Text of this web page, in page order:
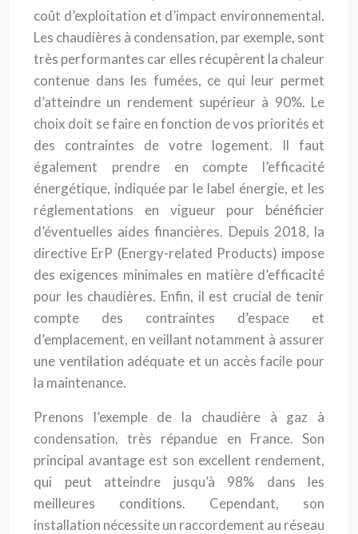
coût d’exploitation et d’impact environnemental.
Les chaudières à condensation, par exemple, sont
très performantes car elles récupèrent la chaleur
contenue dans les fumées, ce qui leur permet
d’atteindre un rendement supérieur à 90%. Le
choix doit se faire en fonction de vos priorités et
des contraintes de votre logement. Il faut
également prendre en compte l’efficacité
énergétique, indiquée par le label énergie, et les
réglementations en vigueur pour bénéficier
d’éventuelles aides financières. Depuis 2018, la
directive ErP (Energy-related Products) impose
des exigences minimales en matière d’efficacité
pour les chaudières. Enfin, il est crucial de tenir
compte des contraintes d’espace et
d’emplacement, en veillant notamment à assurer
une ventilation adéquate et un accès facile pour
la maintenance.
Prenons l’exemple de la chaudière à gaz à
condensation, très répandue en France. Son
principal avantage est son excellent rendement,
qui peut atteindre jusqu’à 98% dans les
meilleures conditions. Cependant, son
installation nécessite un raccordement au réseau